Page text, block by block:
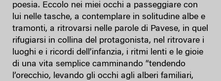
poesia. Eccolo nei miei occhi a passeggiare con
lui nelle tasche, a contemplare in solitudine albe e
tramonti, a ritrovarsi nelle parole di Pavese, in quel
rifugiarsi in collina del protagonista, nel ritrovare i
luoghi e i ricordi dell’infanzia, i ritmi lenti e le gioie
di una vita semplice camminando “tendendo
l’orecchio, levando gli occhi agli alberi familiari,